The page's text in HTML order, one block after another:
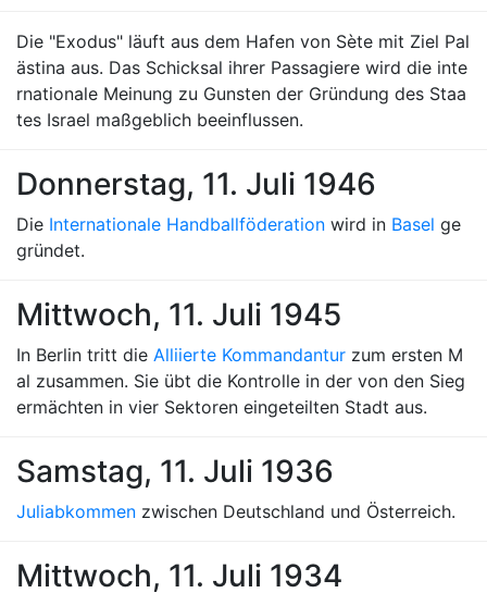
Die "Exodus" läuft aus dem Hafen von Sète mit Ziel Pal
ästina aus. Das Schicksal ihrer Passagiere wird die inte
rnationale Meinung zu Gunsten der Gründung des Staa
tes Israel maßgeblich beeinflussen.
Donnerstag, 11. Juli 1946
Die Internationale Handballföderation wird in Basel ge
gründet.
Mittwoch, 11. Juli 1945
In Berlin tritt die Alliierte Kommandantur zum ersten M
al zusammen. Sie übt die Kontrolle in der von den Sieg
ermächten in vier Sektoren eingeteilten Stadt aus.
Samstag, 11. Juli 1936
Juliabkommen zwischen Deutschland und Österreich.
Mittwoch, 11. Juli 1934